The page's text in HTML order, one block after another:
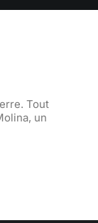
Tout
un